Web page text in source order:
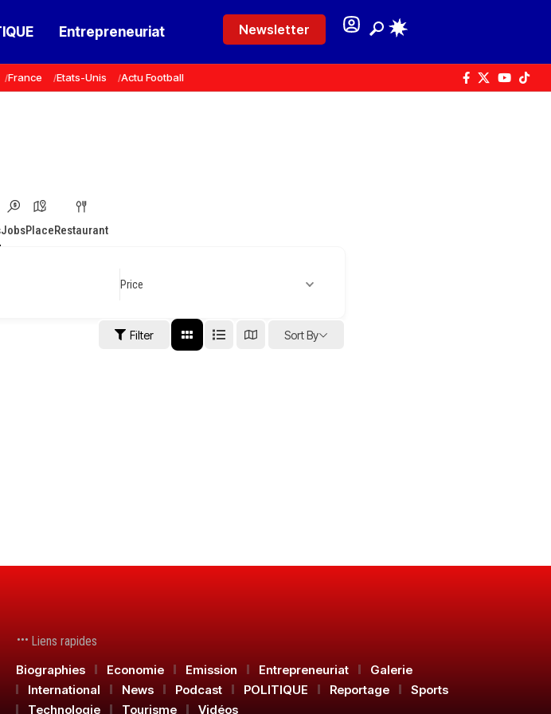
Entrepreneuriat Newsletter
France Etats-Unis Actu Football
JobsPlaceRestaurant
Price
Filter Sort By
Liens rapides
Biographies
Economie Emission Entrepreneuriat
Galerie
International
News Podcast POLITIQUE Reportage
Sports
Technologie
Tourisme Vidéos